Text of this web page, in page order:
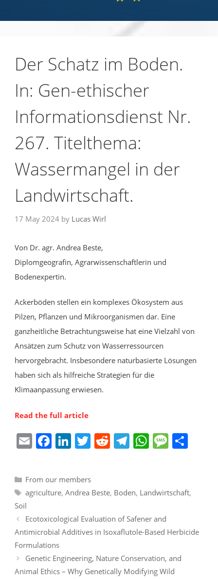
Der Schatz im Boden.
In: Gen-ethischer
Informationsdienst Nr.
267. Titelthema:
Wassermangel in der
Landwirtschaft.
17 May 2024 by Lucas Wirl
Von Dr. agr. Andrea Beste,
Diplomgeografin, Agrarwissenschaftlerin und
Bodenexpertin.
Ackerböden stellen ein komplexes Ökosystem aus
Pilzen, Pflanzen und Mikroorganismen dar. Eine
ganzheitliche Betrachtungsweise hat eine Vielzahl von
Ansätzen zum Schutz von Wasserressourcen
hervorgebracht. Insbesondere naturbasierte Lösungen
haben sich als hilfreiche Strategien für die
Klimaanpassung erwiesen.
Read the full article
E
l
F
e
o
o
k
Li
k
e
n
T
er
R
di
t
T
gr
a
m
W
s
p
p
M
a e
Categories
From our members
Tags
agriculture, Andrea Beste, Boden, Landwirtschaft,
Soil
Ecotoxicological Evaluation of Safener and
Antimicrobial Additives in Isoxaflutole-Based Herbicide
Formulations
Genetic Engineering, Nature Conservation, and
Animal Ethics – Why Genetically Modifying Wild